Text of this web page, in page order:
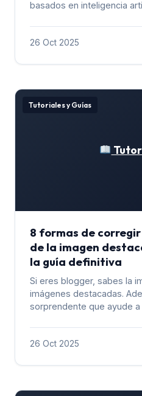
basados ​​en inteligencia
26 Oct 2025
Tutoriales y Guías
8 formas de
de la imagen
la guía definitiva
Si eres blogger, sabes la
imágenes destacadas.
sorprendente que ayude a
26 Oct 2025